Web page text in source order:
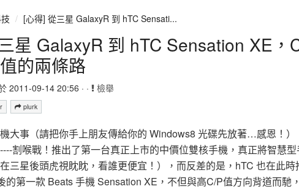
/ [心得] 從三星 GalaxyR 到 hTC Sensati...
星 GalaxyR 到 hTC Sensation XE，
的兩條路
2011-09-14 20:56 · · 檢舉
plurk
大事（請把你手上朋友傳給你的 Windows8 光碟先放著…感恩！
割喉戰！推出了第一台真正上市的中價位雙核手機，真正將智慧
三星後頭虎視眈眈，看誰更便宜！），而反差的是，hTC 也在此時
的第一款 Beats 手機 Sensation XE，不但與高C/P值方向背道而馳